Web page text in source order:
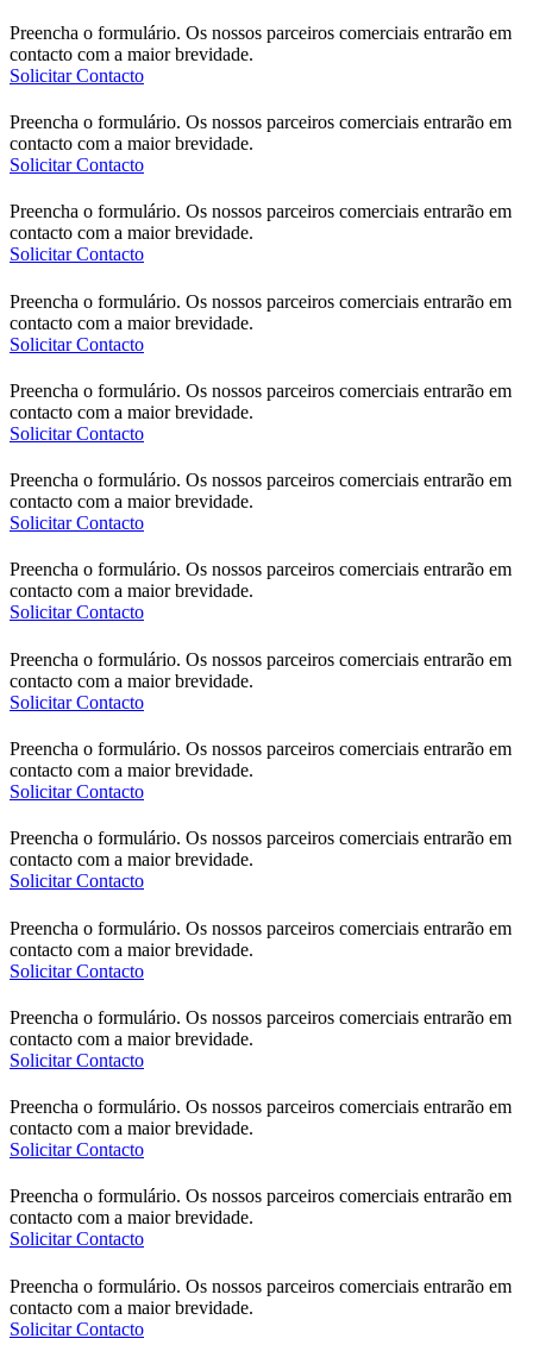
Preencha o formulário. Os nossos parceiros comerciais entrarão em
contacto com a maior brevidade.
Solicitar Contacto
Preencha o formulário. Os nossos parceiros comerciais entrarão em
contacto com a maior brevidade.
Solicitar Contacto
Preencha o formulário. Os nossos parceiros comerciais entrarão em
contacto com a maior brevidade.
Solicitar Contacto
Preencha o formulário. Os nossos parceiros comerciais entrarão em
contacto com a maior brevidade.
Solicitar Contacto
Preencha o formulário. Os nossos parceiros comerciais entrarão em
contacto com a maior brevidade.
Solicitar Contacto
Preencha o formulário. Os nossos parceiros comerciais entrarão em
contacto com a maior brevidade.
Solicitar Contacto
Preencha o formulário. Os nossos parceiros comerciais entrarão em
contacto com a maior brevidade.
Solicitar Contacto
Preencha o formulário. Os nossos parceiros comerciais entrarão em
contacto com a maior brevidade.
Solicitar Contacto
Preencha o formulário. Os nossos parceiros comerciais entrarão em
contacto com a maior brevidade.
Solicitar Contacto
Preencha o formulário. Os nossos parceiros comerciais entrarão em
contacto com a maior brevidade.
Solicitar Contacto
Preencha o formulário. Os nossos parceiros comerciais entrarão em
contacto com a maior brevidade.
Solicitar Contacto
Preencha o formulário. Os nossos parceiros comerciais entrarão em
contacto com a maior brevidade.
Solicitar Contacto
Preencha o formulário. Os nossos parceiros comerciais entrarão em
contacto com a maior brevidade.
Solicitar Contacto
Preencha o formulário. Os nossos parceiros comerciais entrarão em
contacto com a maior brevidade.
Solicitar Contacto
Preencha o formulário. Os nossos parceiros comerciais entrarão em
contacto com a maior brevidade.
Solicitar Contacto